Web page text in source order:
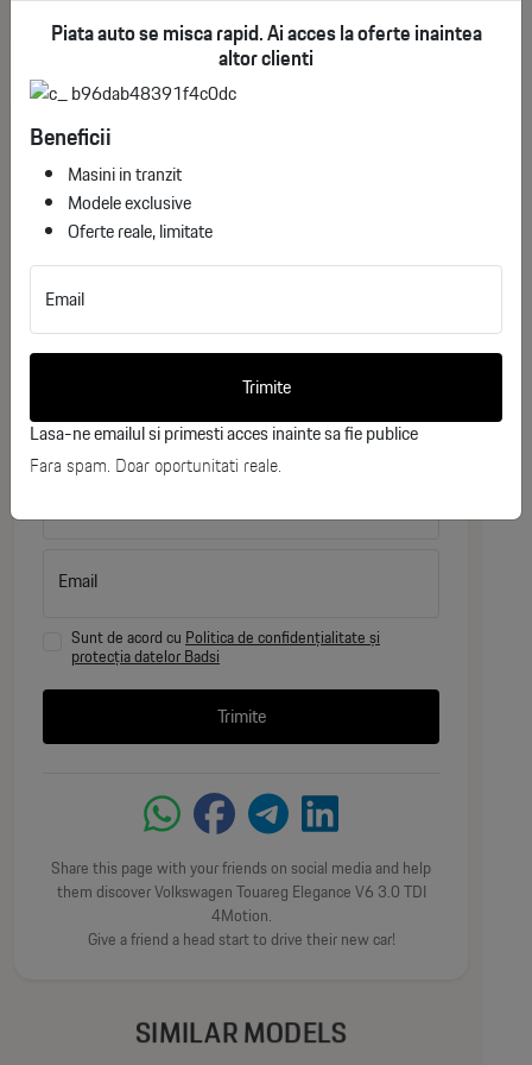
TEHNIC / MECANIC :
Motor V6 TDI 3.0 litri, 210 kW
Standard de emisii EU6 AP
Tracțiune integrală permanentă 4MOTION
Sistem Start-Stop cu recuperare energie la frânare
Rezervor AdBlue 24 litri
Suspensie pneumatică cu control automat al nivelului
Asistent la remorcare „Trailer Assist”
Cârlig de remorcare electric, pliabil
Diferențial blocabil automat
Servodirecție
Sistem de evacuare diesel cu filtru de particule
See More
Would you like more information about
Volkswagen Touareg Elegance V6 3.0 TDI
Prenume
Email
Sunt de acord cu Politica de confidențialitate și
protecția datelor Badsi
Trimite
Share this page with your friends on social media and help
them discover Volkswagen Touareg Elegance V6 3.0 TDI
4Motion.
Give a friend a head start to drive their new car!
SIMILAR MODELS
Piata auto se misca rapid. Ai acces la oferte inaintea
altor clienti
Beneficii
Masini in tranzit
Modele exclusive
Oferte reale, limitate
Email
Trimite
Lasa-ne emailul si primesti acces inainte sa fie publice
Fara spam. Doar oportunitati reale.